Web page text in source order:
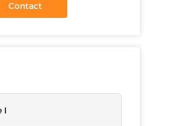
Contact
I